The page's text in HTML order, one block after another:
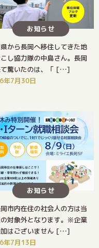
お知らせ
から長岡へ移住してきた地
し協力隊の中島さん。長岡
て驚いたのは、「 […]
年7月30日
お知らせ
市内在住の社会人の方は当
対象外となります。※企業
加はございません […]
年7月13日